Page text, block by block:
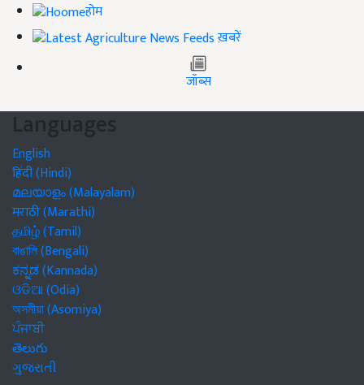
होम
ख़बरें
जॉब्स
Languages
English
हिंदी (Hindi)
മലയാളം (Malayalam)
मराठी (Marathi)
தமிழ் (Tamil)
বাঙালি (Bengali)
ಕನ್ನಡ (Kannada)
ଓଡିଆ (Odia)
অসমীয়া (Asomiya)
ਪੰਜਾਬੀ
తెలుగు
ગુજરાતી